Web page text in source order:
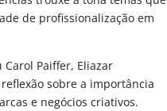
de profissionalização em
Carol Paiffer, Eliazar
sobre a importância
e negócios criativos.